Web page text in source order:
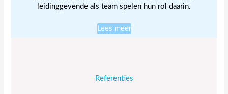
leidinggevende als team spelen hun rol daarin.
Lees meer
Referenties